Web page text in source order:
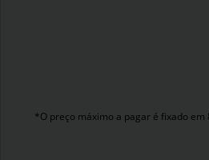
*O preço máximo a pagar é fixado